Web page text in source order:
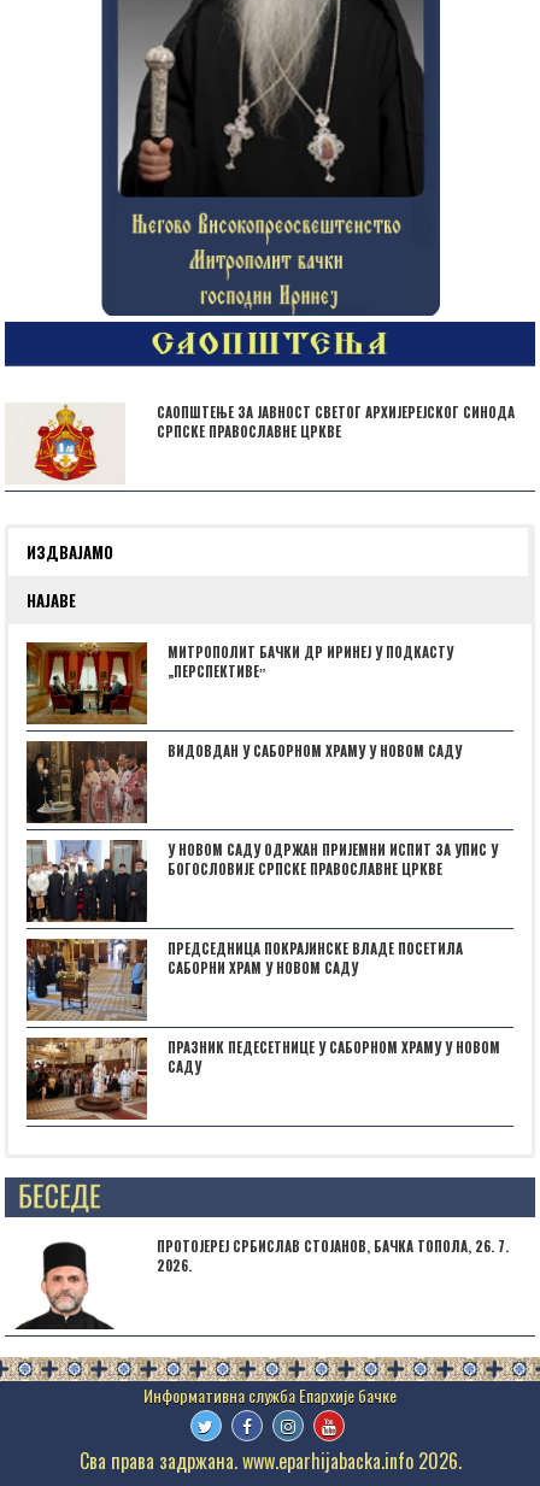
САОПШТЕЊЕ ЗА ЈАВНОСТ СВЕТОГ АРХИЈЕРЕЈСКОГ СИНОДА
СРПСКЕ ПРАВОСЛАВНЕ ЦРКВЕ
ИЗДВАЈАМО
НАЈАВЕ
МИТРОПОЛИТ БАЧКИ ДР ИРИНЕЈ У ПОДКАСТУ
„ПЕРСПЕКТИВЕˮ
ВИДОВДАН У САБОРНОМ ХРАМУ У НОВОМ САДУ
У НОВОМ САДУ ОДРЖАН ПРИЈЕМНИ ИСПИТ ЗА УПИС У
БОГОСЛОВИЈЕ СРПСКЕ ПРАВОСЛАВНЕ ЦРКВЕ
ПРЕДСЕДНИЦА ПОКРАЈИНСКЕ ВЛАДЕ ПОСЕТИЛА
САБОРНИ ХРАМ У НОВОМ САДУ
ПРАЗНИК ПЕДЕСЕТНИЦЕ У САБОРНОМ ХРАМУ У НОВОМ
САДУ
Posts not found
ПРОТОЈЕРЕЈ СРБИСЛАВ СТОЈАНОВ, БАЧКА ТОПОЛА, 26. 7.
2026.
Сва права задржана. www.eparhijabacka.info 2026.